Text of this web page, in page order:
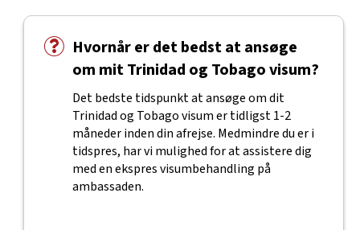
Hvornår er det bedst at ansøge
om mit Trinidad og Tobago visum?
Det bedste tidspunkt at ansøge om dit
Trinidad og Tobago visum er tidligst 1-2
måneder inden din afrejse. Medmindre du er i
tidspres, har vi mulighed for at assistere dig
med en ekspres visumbehandling på
ambassaden.